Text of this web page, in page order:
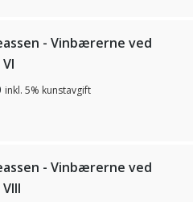
- Vinbærerne ved
inkl. 5% kunstavgift
- Vinbærerne ved